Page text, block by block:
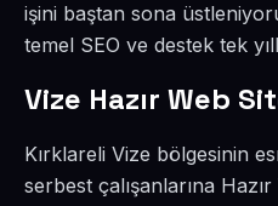
işini baştan sona
temel SEO ve destek tek
Vize Hazır Web
Kırklareli Vize bölgesinin
serbest çalışanlarına